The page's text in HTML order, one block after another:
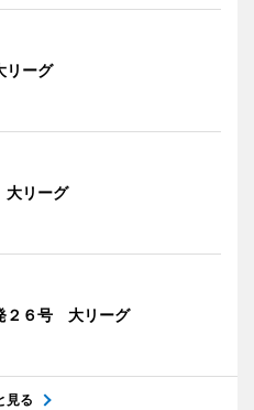
ーグ
リーグ
２６号 大リーグ
見る